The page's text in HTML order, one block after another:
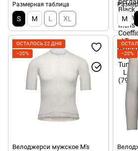
Размерная таблица
S M L XL M
ОСТАЛОСЬ 22 ДНЯ
−20%
Велоджерси мужское M's
−20%